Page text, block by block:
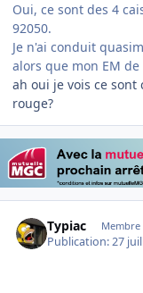
Oui, ce sont des 4
92050.
Je n'ai conduit
alors que mon EM
ah oui je vois ce sont
rouge?
Typiac Membre
Publication:27